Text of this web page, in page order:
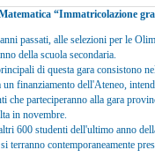
“Immatricolazione
passati, alle selezioni per le
della scuola secondaria.
di questa gara consistono
un finanziamento dell'Ateneo,
che parteciperanno alla gara
in novembre.
600 studenti dell'ultimo anno
terranno contemporaneamente